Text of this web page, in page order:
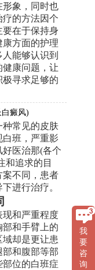
形象，同时也
的方法因个
在于保持身
方面的护理
能够认识到
康问题，让
寻求足够的
癜风)
种常见的皮肤
白班，严重影
医治那(各个
和追求的目
案不同，患者
进行治疗。
现和严重程度
和手臂上的
却是更让患
和腹部等部
位的白班症
我
要
咨
询